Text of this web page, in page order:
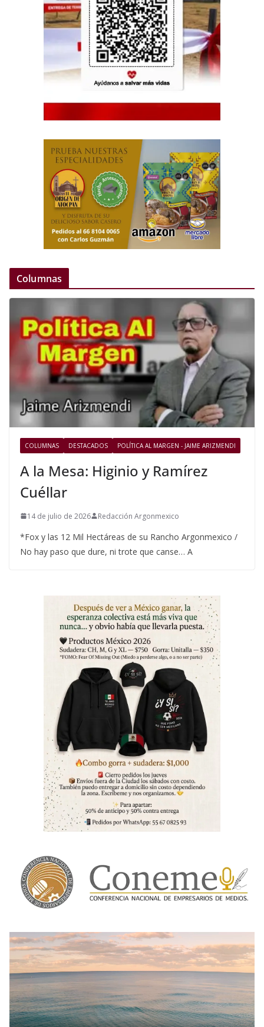
Columnas
COLUMNAS DESTACADOS POLÍTICA AL MARGEN - JAIME ARIZMENDI
A la Mesa: Higinio y Ramírez
Cuéllar
14 de julio de 2026 Redacción Argonmexico
*Fox y las 12 Mil Hectáreas de su Rancho Argonmexico /
No hay paso que dure, ni trote que canse… A